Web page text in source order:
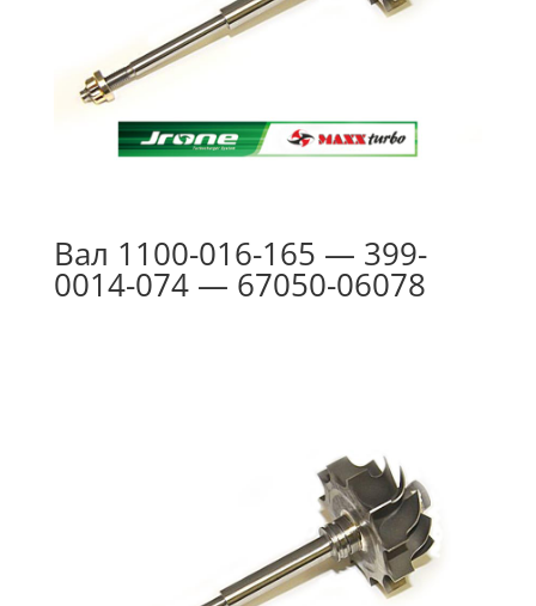
Вал 1100-016-165 — 399-
0014-074 — 67050-06078